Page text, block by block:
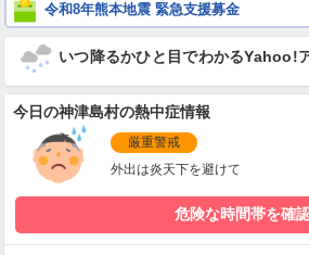
令和8年熊本地震 緊急支援募金
いつ降るかひと目でわかるYahoo!
今日の神津島村の熱中症情報
厳重警戒
外出は炎天下を避けて
危険な時間帯を確